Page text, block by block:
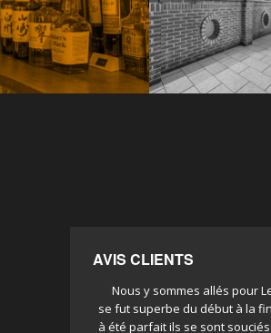
AVIS CLIENTS
Nous y sommes allés pour
se fut superbe du début à la
à été parfait ils se sont